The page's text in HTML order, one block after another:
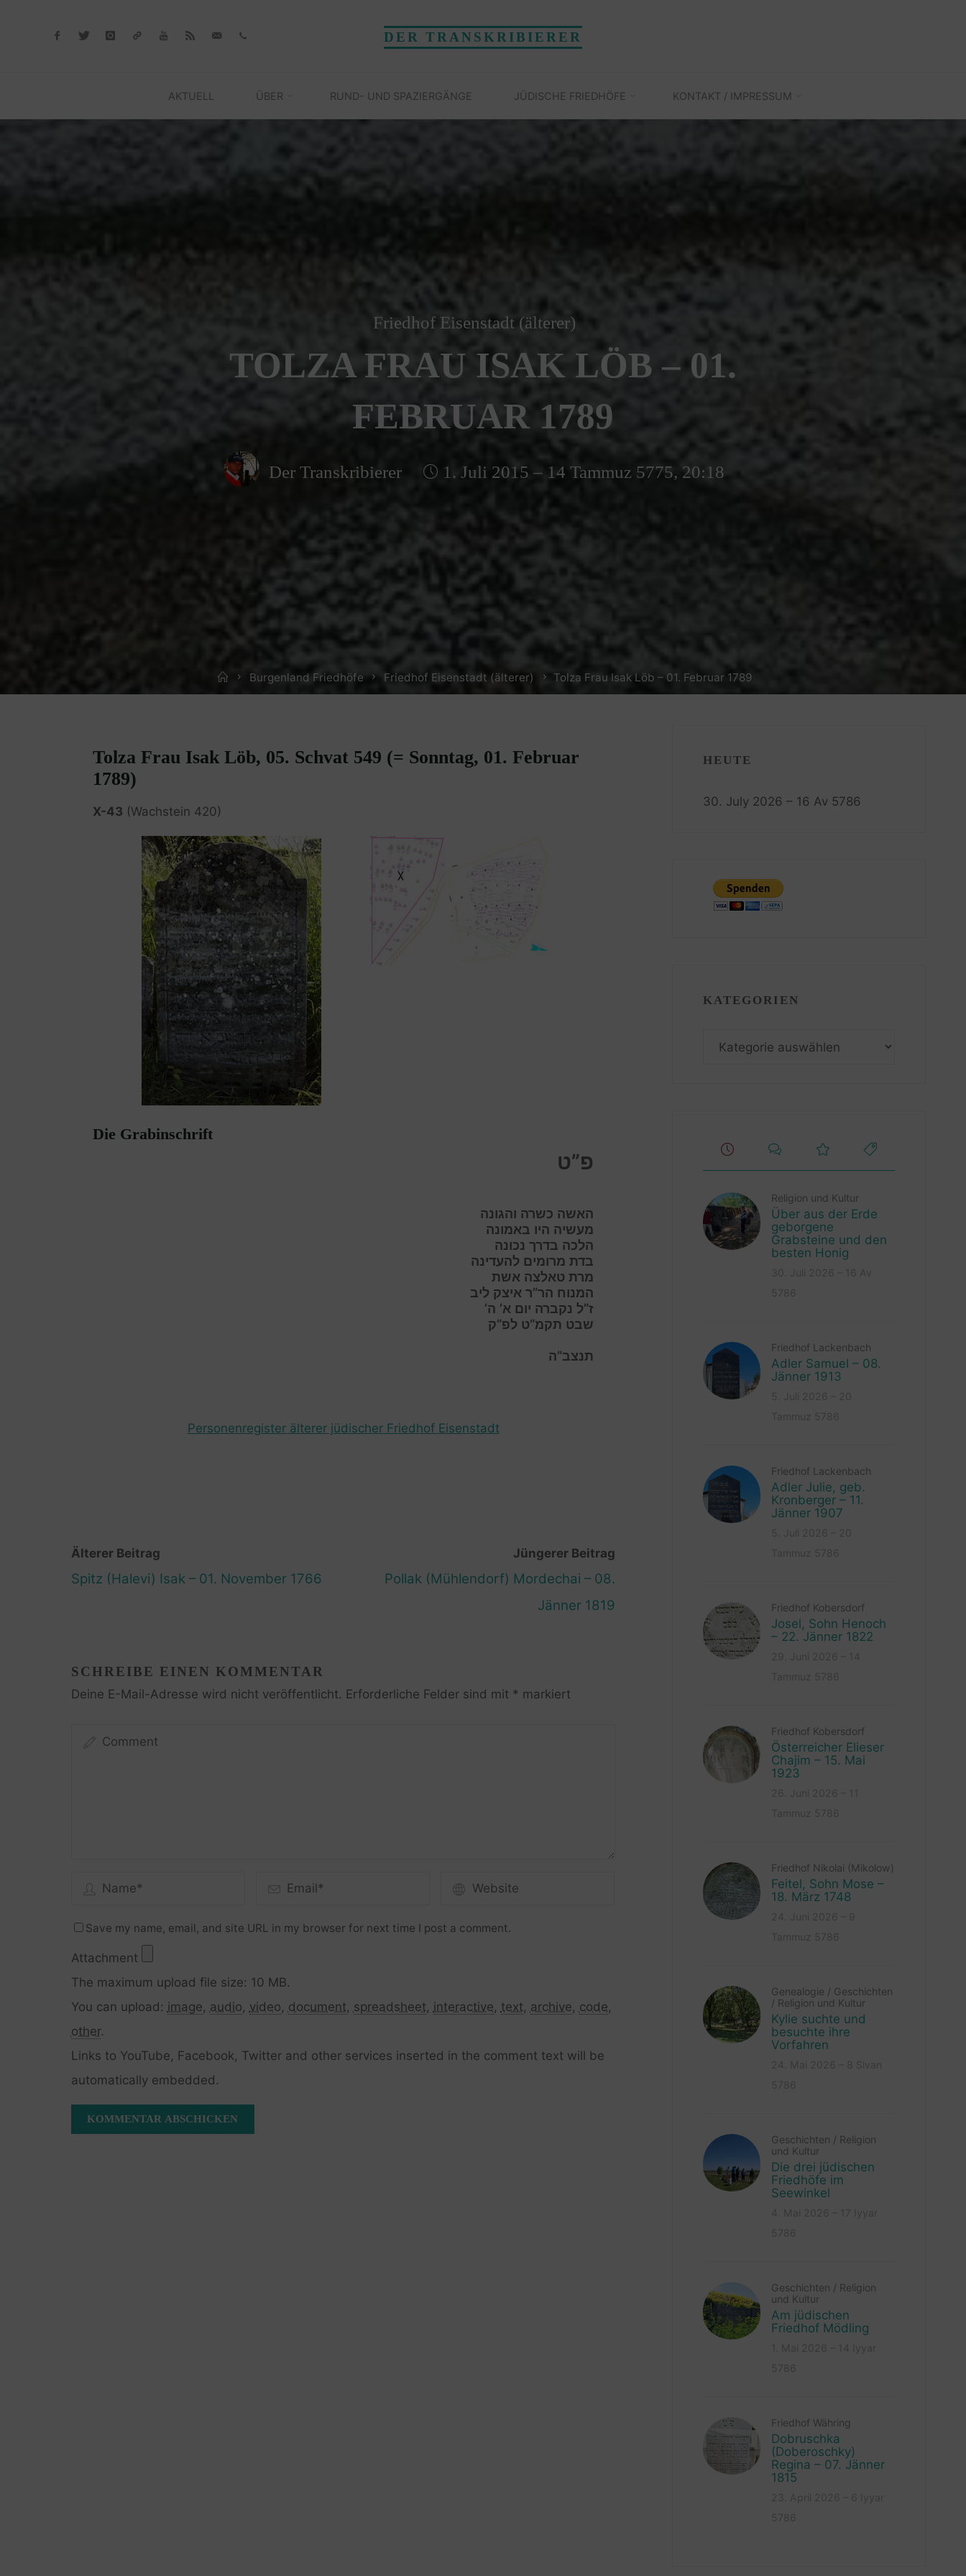
DER TRANSKRIBIERER
AKTUELL ÜBER RUND- UND SPAZIERGÄNGE JÜDISCHE FRIEDHÖFE KONTAKT / IMPRESSUM
Friedhof Eisenstadt (älterer)
TOLZA FRAU ISAK LÖB – 01.
FEBRUAR 1789
Der Transkribierer 1. Juli 2015 – 14 Tammuz 5775, 20:18
HomeBurgenland Friedhöfe Friedhof Eisenstadt (älterer) Tolza Frau Isak Löb – 01. Februar 1789
Tolza Frau Isak Löb, 05. Schvat 549 (= Sonntag, 01. Februar
1789)
X-43 (Wachstein 420)
Die Grabinschrift
פ”ט
האשה כשרה והגונה
מעשיה היו באמונה
הלכה בדרך נכונה
בדת מרומים להעדינה
מרת טאלצה אשת
המנוח הר”ר איצק ליב
ז”ל נקברה יום א’ ה’
שבט תקמ”ט לפ”ק
תנצב”ה
Personenregister älterer jüdischer Friedhof Eisenstadt
Älterer Beitrag
Spitz (Halevi) Isak – 01. November 1766
Jüngerer Beitrag
Pollak (Mühlendorf) Mordechai – 08.
Jänner 1819
SCHREIBE EINEN KOMMENTAR
Deine E-Mail-Adresse wird nicht veröffentlicht. Erforderliche Felder sind mit * markiert
Save my name, email, and site URL in my browser for next time I post a comment.
Attachment
The maximum upload file size: 10 MB.
You can upload: image, audio, video, document, spreadsheet, interactive, text, archive, code,
other.
Links to YouTube, Facebook, Twitter and other services inserted in the comment text will be
automatically embedded.
HEUTE
30. July 2026 – 16 Av 5786
KATEGORIEN
Religion und Kultur
Über aus der Erde
geborgene
Grabsteine und den
besten Honig
Friedhof Lackenbach
Adler Samuel – 08.
Jänner 1913
Friedhof Lackenbach
Adler Julie, geb.
Kronberger – 11.
Jänner 1907
Friedhof Kobersdorf
Josel, Sohn Henoch
– 22. Jänner 1822
Friedhof Kobersdorf
Österreicher Elieser
Chajim – 15. Mai
1923
Friedhof Nikolai (Mikolow)
Feitel, Sohn Mose –
18. März 1748
Genealogie / Geschichten
/ Religion und Kultur
Kylie suchte und
besuchte ihre
Vorfahren
Geschichten / Religion
und Kultur
Die drei jüdischen
Friedhöfe im
Seewinkel
Geschichten / Religion
und Kultur
Am jüdischen
Friedhof Mödling
Friedhof Währing
Dobruschka
(Doberoschky)
Regina – 07. Jänner
1815